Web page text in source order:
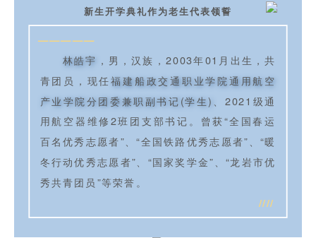
新生开学典礼作为老生代表领誓
—————
林皓宇 ，男，汉族，2003年01月出生，共
青团员，现任福建船政交通职业学院通用航空
产业学院分团委兼职副书记(学生) 、2021级通
用航空器维修2班团支部书记。曾获“全国春运
百名优秀志愿者”、“全国铁路优秀志愿者”、“暖
冬行动优秀志愿者”、“国家奖学金”、“龙岩市优
秀共青团员”等荣誉。
////